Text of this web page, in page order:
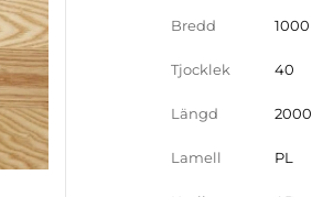
Bredd 1000
Tjocklek 40
Längd 2000
Lamell PL